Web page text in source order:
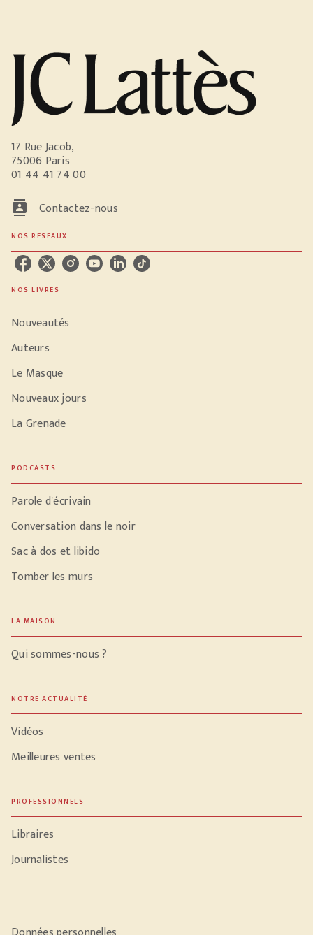
17 Rue Jacob,
75006 Paris
01 44 41 74 00
contacts Contactez-nous
NOS RÉSEAUX
NOS LIVRES
Nouveautés
Auteurs
Le Masque
Nouveaux jours
La Grenade
PODCASTS
Parole d'écrivain
Conversation dans le noir
Sac à dos et libido
Tomber les murs
LA MAISON
Qui sommes-nous ?
NOTRE ACTUALITÉ
Vidéos
Meilleures ventes
PROFESSIONNELS
Libraires
Journalistes